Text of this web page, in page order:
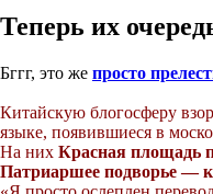
Теперь их
Бггг, это же просто
Китайскую блогосферу
языке, появившиеся в
На них Красная площадь
Патриаршее подворье —